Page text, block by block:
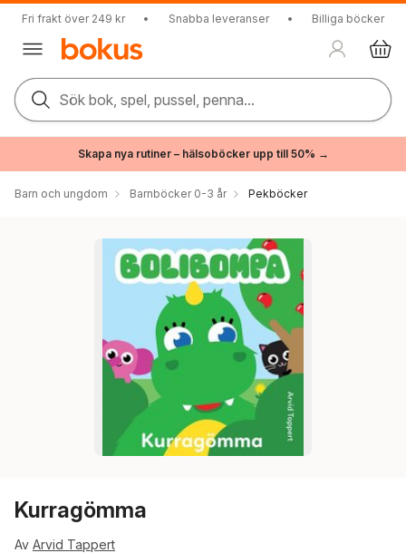
Fri frakt över 249 kr • Snabba leveranser • Billiga böcker
Sök bok, spel, pussel, penna...
Skapa nya rutiner – hälsoböcker upp till 50% →
Barn och ungdom Barnböcker 0-3 år Pekböcker
Kurragömma
Av Arvid Tappert